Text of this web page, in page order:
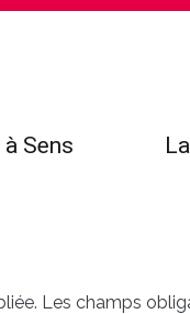
Sens
Les champs